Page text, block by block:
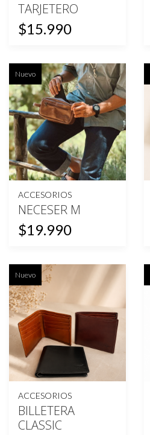
TARJETERO
$15.990
Nuevo
ACCESORIOS
NECESER M
$19.990
Nuevo
ACCESORIOS
BILLETERA
CLASSIC